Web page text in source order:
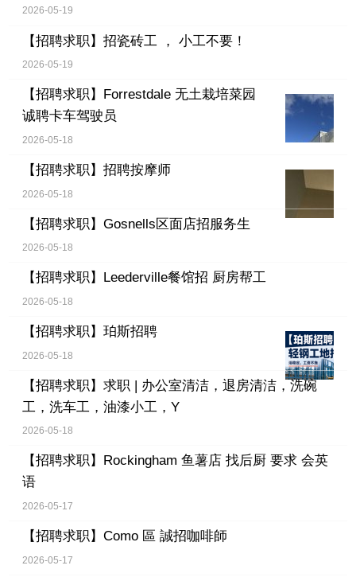
2026-05-19
【招聘求职】 招瓷砖工 ， 小工不要！
2026-05-19
【招聘求职】
Forrestdale 无土栽培菜园
诚聘卡车驾驶员
2026-05-18
【招聘求职】 招聘按摩师
2026-05-18
【招聘求职】 Gosnells区面店招服务生
2026-05-18
【招聘求职】 Leederville餐馆招 厨房帮工
2026-05-18
【招聘求职】 珀斯招聘
2026-05-18
【招聘求职】 求职 | 办公室清洁，退房清洁，洗碗
工，洗车工，油漆小工，Y
2026-05-18
【招聘求职】
Rockingham 鱼薯店 找后厨 要求 会英
语
2026-05-17
【招聘求职】 Como 區 誠招咖啡師
2026-05-17